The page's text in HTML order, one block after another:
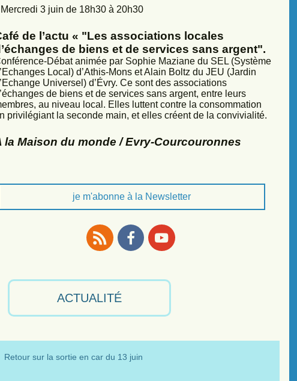
Mercredi 3 juin de 18h30 à 20h30
de l’actu « "Les associations locales
de biens et de services sans argent".
Débat animée par Sophie Maziane du SEL (Système
Local) d’Athis-Mons et Alain Boltz du JEU (Jardin
Universel) d’Évry. Ce sont des associations
de biens et de services sans argent, entre leurs
au niveau local. Elles luttent contre la consommation
privilégiant la seconde main, et elles créent de la convivialité.
la Maison du monde / Evry-Courcouronnes
je m'abonne à la Newsletter
ACTUALITÉ
Retour sur la sortie en car du 13 juin